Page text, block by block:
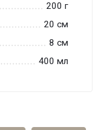
200 г
20 см
8 см
400 мл